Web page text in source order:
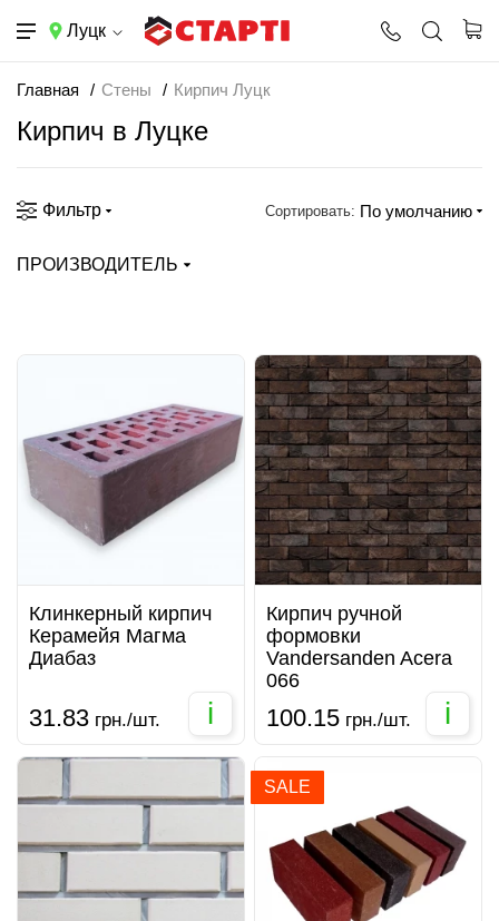
Луцк
Главная Стены Кирпич Луцк
Кирпич в Луцке
Фильтр Сортировать: По умолчанию
ПРОИЗВОДИТЕЛЬ
Клинкерный кирпич
Керамейя Магма
Диабаз
31.83 грн./шт. i
Кирпич ручной
формовки
Vandersanden Acera
066
100.15 грн./шт. i
SALE